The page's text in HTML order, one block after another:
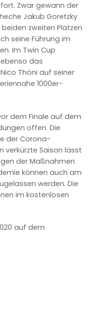
Zwar gewann der
Jakub Goretzky
zweiten Plätzen
seine Führung im
Im Twin Cup
das
Thöni auf seiner
1000er-
dem Finale auf dem
offen. Die
der Corona-
verkürzte Saison lässt
der Maßnahmen
können auch am
werden. Die
im kostenlosen
auf dem